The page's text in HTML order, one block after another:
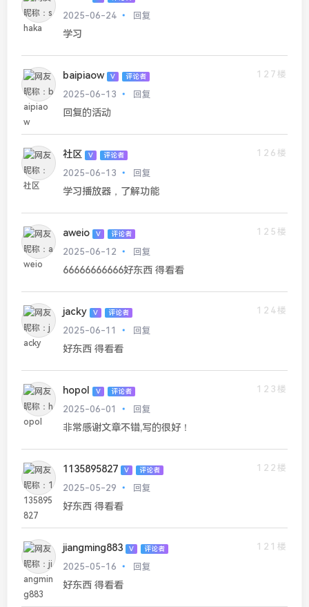
2025-06-24
回复
学习
baipiaow V 评论者
127楼
2025-06-13
回复
回复的活动
社区 V 评论者
126楼
2025-06-13
回复
学习播放器，了解功能
aweio V 评论者
125楼
2025-06-12
回复
66666666666好东西 得看看
jacky V 评论者
124楼
2025-06-11
回复
好东西 得看看
hopol V 评论者
123楼
2025-06-01
回复
非常感谢文章不错,写的很好！
1135895827 V 评论者
122楼
2025-05-29
回复
好东西 得看看
jiangming883 V 评论者
121楼
2025-05-16
回复
好东西 得看看